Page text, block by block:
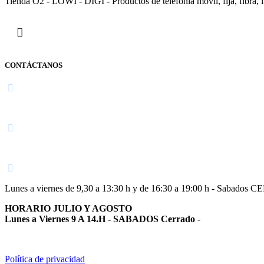
CONTÁCTANOS
Lunes a viernes de 9,30 a 13:30 h y de 16:30 a 19:00 h - Sabados
HORARIO JULIO Y AGOSTO
Lunes a Viernes 9 A 14.H - SABADOS Cerrado -
Política de privacidad